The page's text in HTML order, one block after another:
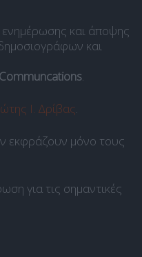
ενημέρωσης και άποψης
και
.
Ι. Δρίβας.
εκφράζουν μόνο τους
για τις σημαντικές